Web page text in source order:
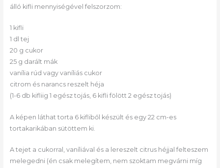
álló kifli mennyiségével felszorzom:
1 kifli
1 dl tej
20 g cukor
25 g darált mák
vanília rúd vagy vaníliás cukor
citrom és narancs reszelt héja
(1-6 db kifliig 1 egész tojás, 6 kifli fölött 2 egész tojás)
A képen láthat torta 6 kifliből készült és egy 22 cm-es
tortakarikában sütöttem ki.
A tejet a cukorral, vaníliával és a lereszelt citrus héjjal felteszem
melegedni (én csak melegítem, nem szoktam megvárni míg